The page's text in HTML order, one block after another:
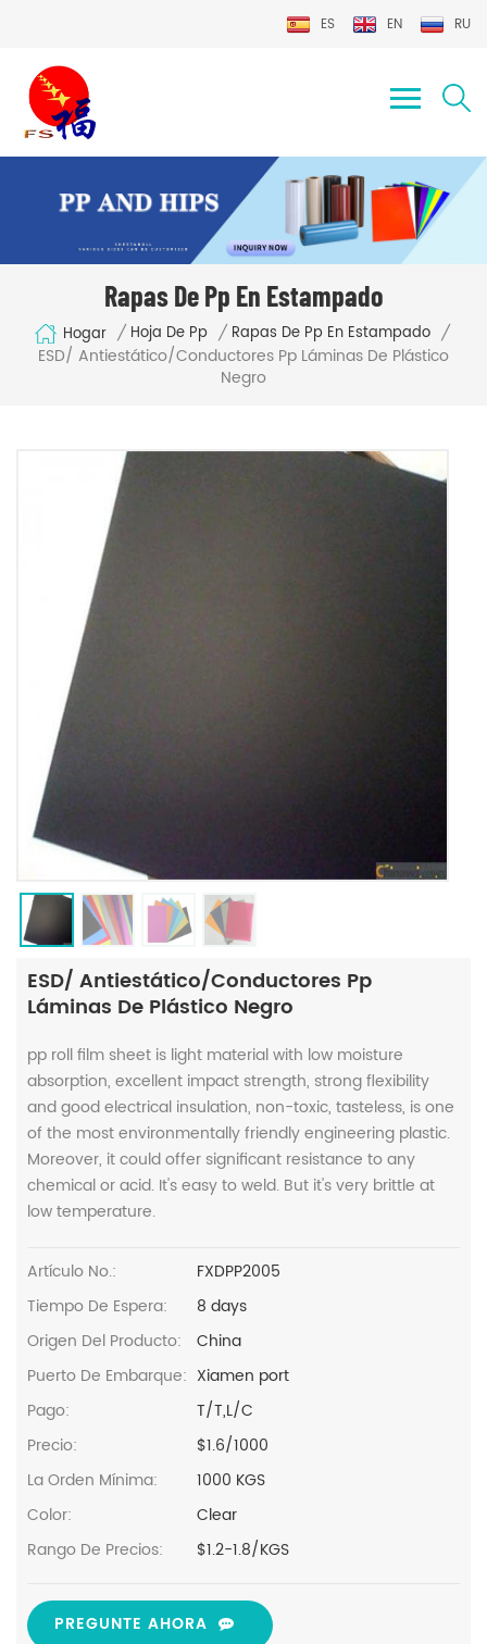
ES EN RU
Rapas De Pp En Estampado
Hogar / Hoja De Pp / Rapas De Pp En Estampado /
ESD/ Antiestático/Conductores Pp Láminas De Plástico
Negro
ESD/ Antiestático/Conductores Pp
Láminas De Plástico Negro
pp roll film sheet is light material with low moisture
absorption, excellent impact strength, strong flexibility
and good electrical insulation, non-toxic, tasteless, is one
of the most environmentally friendly engineering plastic.
Moreover, it could offer significant resistance to any
chemical or acid. It's easy to weld. But it's very brittle at
low temperature.
Artículo No.:
FXDPP2005
Tiempo De Espera:
8 days
Origen Del Producto:
China
Puerto De Embarque: Xiamen port
Pago:
T/T,L/C
Precio:
$1.6/1000
La Orden Mínima:
1000 KGS
Color:
Clear
Rango De Precios:
$1.2-1.8/KGS
PREGUNTE AHORA